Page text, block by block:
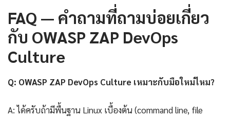
FAQ — คำถามที่ถามบ่อยเกี่ยว
กับ OWASP ZAP DevOps
Culture
Q: OWASP ZAP DevOps Culture เหมาะกับมือใหม่ไหม?
A: ได้ครับถ้ามีพื้นฐาน Linux เบื้องต้น (command line, file